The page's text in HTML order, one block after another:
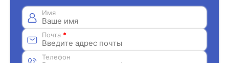
Имя
Почта *
Телефон